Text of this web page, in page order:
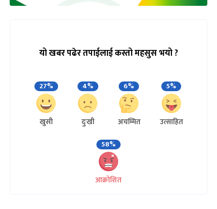
यो खबर पढेर तपाईलाई कस्तो महसुस भयो ?
27%
खुसी
4%
दुःखी
6%
अचम्मित
5%
उत्साहित
58%
आक्रोशित